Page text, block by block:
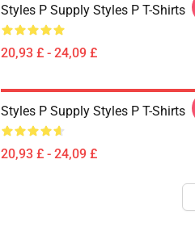
Styles P Supply Styles P T-Shirts
20,93 £ - 24,09 £
Styles P Supply Styles P T-Shirts
20,93 £ - 24,09 £